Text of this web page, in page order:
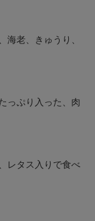
老、きゅうり、
っぷり入った、肉
レタス入りで食べ